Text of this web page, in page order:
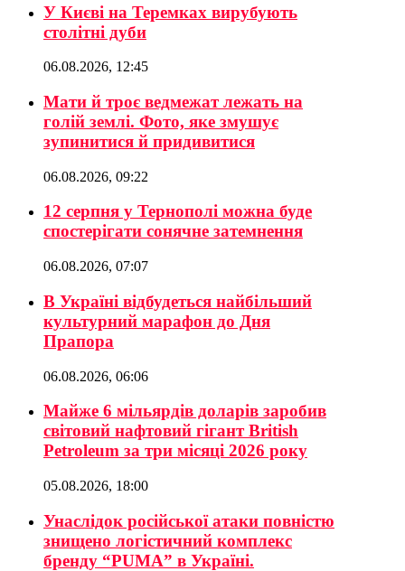
У Києві на Теремках вирубують
столітні дуби
06.08.2026, 12:45
Мати й троє ведмежат лежать на
голій землі. Фото, яке змушує
зупинитися й придивитися
06.08.2026, 09:22
12 серпня у Тернополі можна буде
спостерігати сонячне затемнення
06.08.2026, 07:07
В Україні відбудеться найбільший
культурний марафон до Дня
Прапора
06.08.2026, 06:06
Майже 6 мільярдів доларів заробив
світовий нафтовий гігант British
Petroleum за три місяці 2026 року
05.08.2026, 18:00
Унаслідок російської атаки повністю
знищено логістичний комплекс
бренду “PUMA” в Україні.